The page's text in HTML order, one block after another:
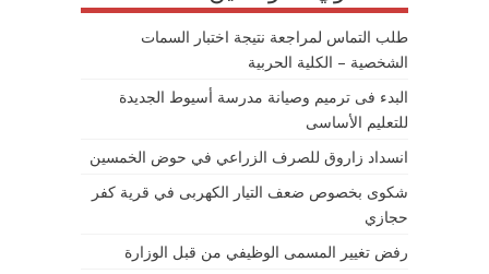
طلب التماس لمراجعة نتيجة اختبار السمات
الشخصية – الكلية الحربية
البدء فى ترميم وصيانة مدرسة أسيوط الجديدة
للتعليم الأساسى
انسداد زاروق للصرف الزراعي في حوض الخمسين
شكوى بخصوص ضعف التيار الكهربى في قرية كفر
حجازي
رفض تغيير المسمى الوظيفي من قبل الوزارة